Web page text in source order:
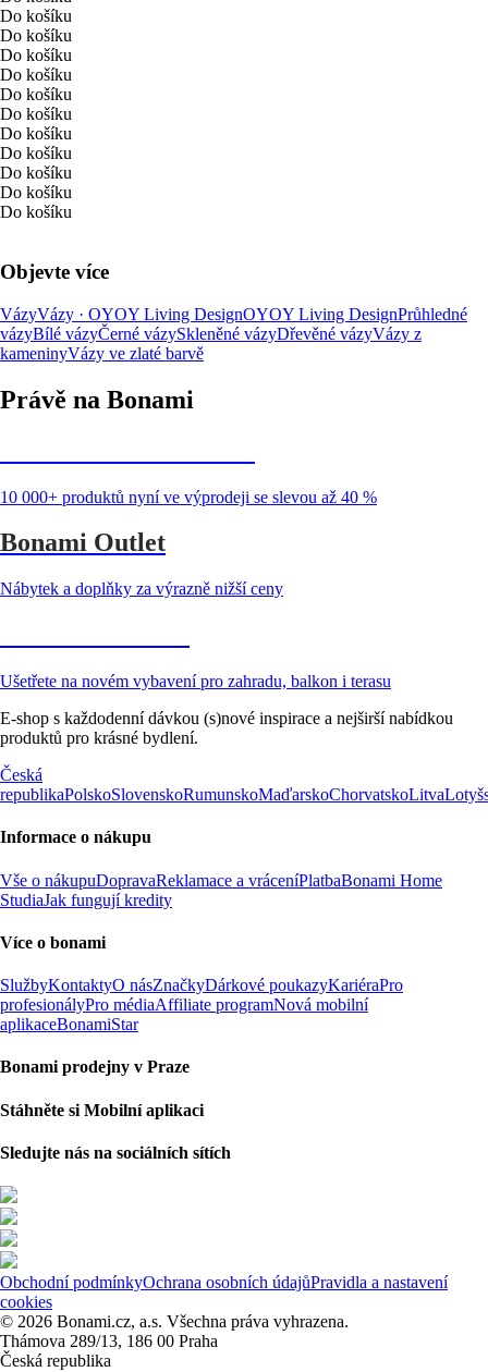
Do košíku
Do košíku
Do košíku
Do košíku
Do košíku
Do košíku
Do košíku
Do košíku
Do košíku
Do košíku
Do košíku
Objevte více
VázyVázy · OYOY Living DesignOYOY Living DesignPrůhledné
vázyBílé vázyČerné vázySkleněné vázyDřevěné vázyVázy z
kameninyVázy ve zlaté barvě
Právě na Bonami
10 000+ produktů nyní ve výprodeji se slevou až 40 %
Bonami Outlet
Nábytek a doplňky za výrazně nižší ceny
Ušetřete na novém vybavení pro zahradu, balkon i terasu
E-shop s každodenní dávkou (s)nové inspirace a nejširší nabídkou
produktů pro krásné bydlení.
Česká
republikaPolskoSlovenskoRumunskoMaďarskoChorvatskoLitva
Informace o nákupu
Vše o nákupuDopravaReklamace a vráceníPlatbaBonami Home
StudiaJak fungují kredity
Více o bonami
SlužbyKontaktyO násZnačkyDárkové poukazyKariéraPro
profesionályPro médiaAffiliate programNová mobilní
aplikaceBonamiStar
Bonami prodejny v Praze
Stáhněte si Mobilní aplikaci
Sledujte nás na sociálních sítích
Obchodní podmínkyOchrana osobních údajůPravidla a nastavení
cookies
© 2026 Bonami.cz, a.s. Všechna práva vyhrazena.
Thámova 289/13, 186 00 Praha
Česká republika